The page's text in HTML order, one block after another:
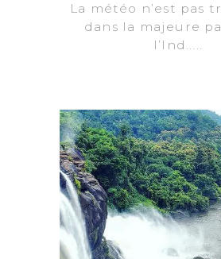
La météo n’est pas
dans la majeure
l’Ind.....